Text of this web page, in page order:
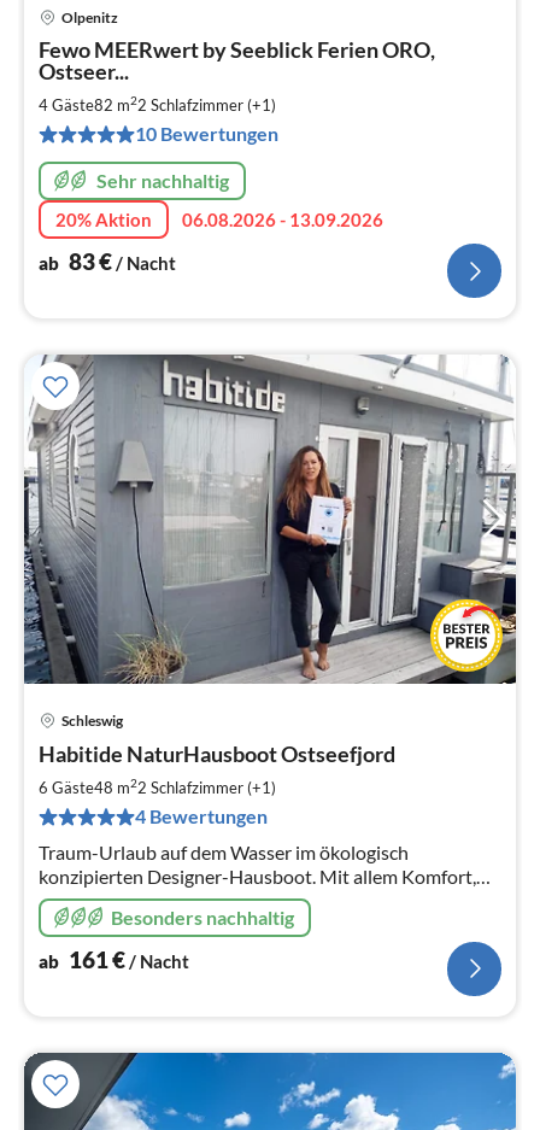
Olpenitz
Fewo MEERwert by Seeblick Ferien ORO,
Ostseer...
4 Gäste82 m22 Schlafzimmer (+1)
10 Bewertungen
Sehr nachhaltig
20% Aktion
06.08.2026 - 13.09.2026
ab 83€/ Nacht
Schleswig
Habitide NaturHausboot Ostseefjord
6 Gäste48 m22 Schlafzimmer (+1)
4 Bewertungen
Traum-Urlaub auf dem Wasser im ökologisch
konzipierten Designer-Hausboot. Mit allem Komfort,
gepflegtem Hafen, herrlicher Landschaft und viel Kultur
- Natur statt Plastik :)
Besonders nachhaltig
ab 161€ / Nacht